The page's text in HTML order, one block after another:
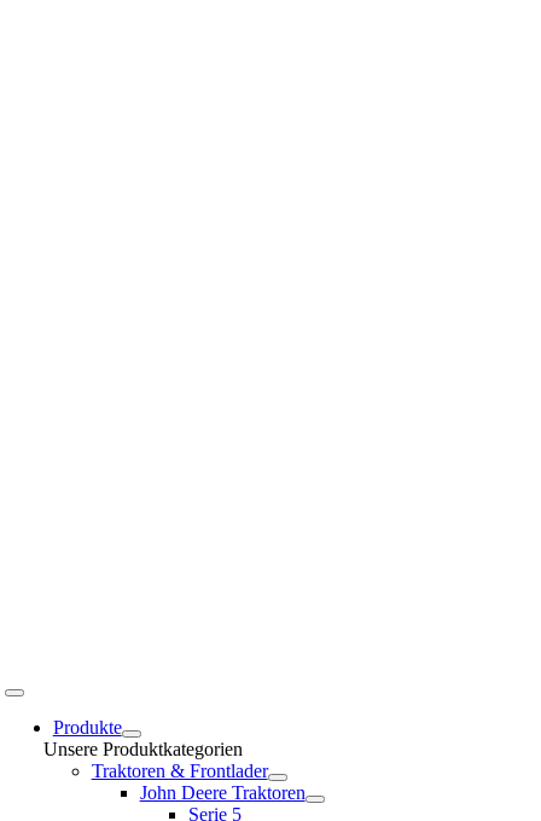
Toggle
NavigationProdukte
Unsere Produktkategorien
Traktoren & Frontlader
John Deere Traktoren
Serie 5